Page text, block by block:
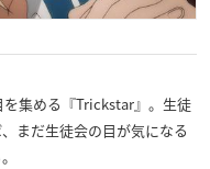
を集める『Trickstar』。生徒
まだ生徒会の目が気になる